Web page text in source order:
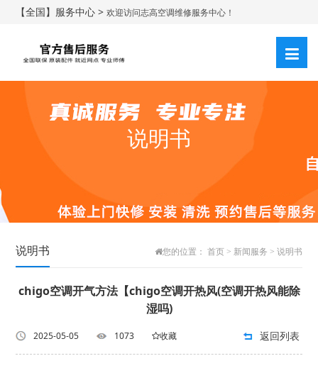
【全国】服务中心 >欢迎访问志高空调维修服务中心！
说明书
说明书 您的位置： 首页> 新闻服务 > 说明书
chigo空调开气方法【chigo空调开热风(空调开热风能除
湿吗)
2025-05-05 1073 收藏 返回列表